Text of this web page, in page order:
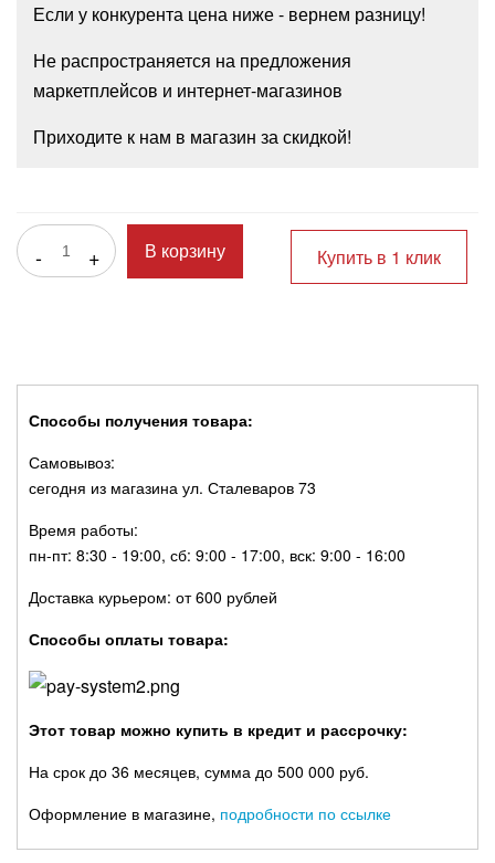
Если у конкурента цена ниже - вернем разницу!
Не распространяется на предложения
маркетплейсов и интернет-магазинов
Приходите к нам в магазин за скидкой!
- + В корзину Купить в 1 клик
Способы получения товара:
Самовывоз:
сегодня из магазина ул. Сталеваров 73
Время работы:
пн-пт: 8:30 - 19:00, сб: 9:00 - 17:00, вск: 9:00 - 16:00
Доставка курьером: от 600 рублей
Способы оплаты товара:
Этот товар можно купить в кредит и рассрочку:
На срок до 36 месяцев, сумма до 500 000 руб.
Оформление в магазине, подробности по ссылке